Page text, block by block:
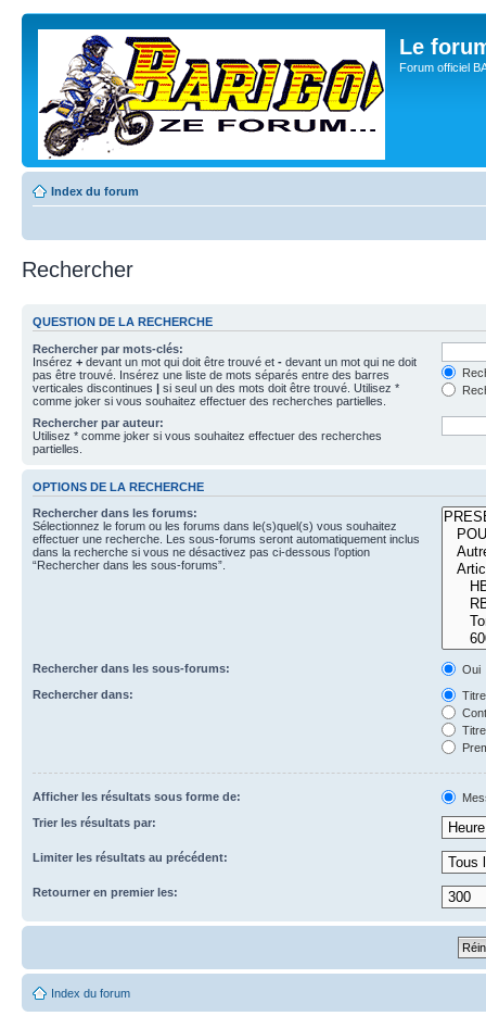
Le
Forum officiel
Index du forum
Rechercher
QUESTION DE LA RECHERCHE
Rechercher par mots-clés:
Insérez + devant un mot qui doit être trouvé et - devant un mot qui ne doit
pas être trouvé. Insérez une liste de mots séparés entre des barres
verticales discontinues | si seul un des mots doit être trouvé. Utilisez *
comme joker si vous souhaitez effectuer des recherches partielles.
Rechercher par auteur:
Utilisez * comme joker si vous souhaitez effectuer des recherches
partielles.
OPTIONS DE LA RECHERCHE
Rechercher dans les forums:
Sélectionnez le forum ou les forums dans le(s)quel(s) vous souhaitez
effectuer une recherche. Les sous-forums seront automatiquement inclus
dans la recherche si vous ne désactivez pas ci-dessous l’option
“Rechercher dans les sous-forums”.
Rechercher dans les sous-forums:
Oui
Rechercher dans:
Afficher les résultats sous forme de:
Trier les résultats par:
Limiter les résultats au précédent:
Retourner en premier les:
Index du forum